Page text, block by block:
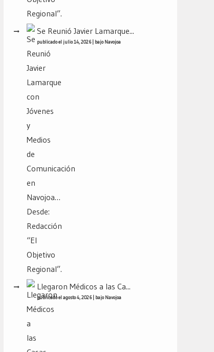
Se Reunió Javier Lamarque...
publicado el julio 14, 2026| bajoNavojoa
Llegaron Médicos a las Ca...
publicado el agosto 4, 2026| bajoNavojoa